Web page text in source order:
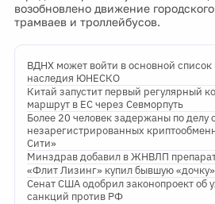
возобновлено движение
трамваев и троллейбусов.
ВДНХ может войти в основной
наследия ЮНЕСКО
Китай запустит первый регулярный
маршрут в ЕС через Севморпуть
Более 20 человек задержаны по делу
незарегистрированных
Сити»
Минздрав добавил в ЖНВЛП
«Флит Лизинг» купил бывшую
Сенат США одобрил законопроект об
санкций против РФ